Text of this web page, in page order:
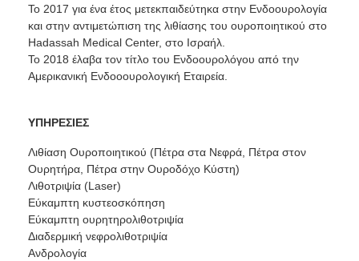
To 2017 για ένα έτος μετεκπαιδεύτηκα στην Ενδοουρολογία
και στην αντιμετώπιση της λιθίασης του ουροποιητικού στο
Hadassah Medical Center, στο Ισραήλ.
To 2018 έλαβα τον τίτλο του Ενδοουρολόγου από την
Αμερικανική Ενδοοουρολογική Εταιρεία.
ΥΠΗΡΕΣΙΕΣ
Λιθίαση Ουροποιητικού (Πέτρα στα Νεφρά, Πέτρα στον
Ουρητήρα, Πέτρα στην Ουροδόχο Κύστη)
Λιθοτριψία (Laser)
Εύκαμπτη κυστεοσκόπηση
Εύκαμπτη ουρητηρολιθοτριψία
Διαδερμική νεφρολιθοτριψία
Ανδρολογία